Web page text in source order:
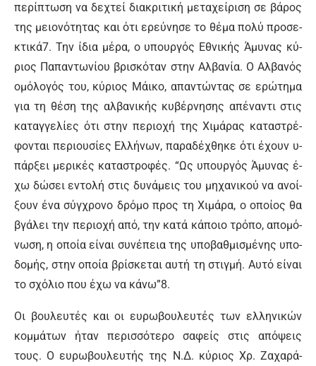
πε­ρί­πτω­ση να δε­χτεί δια­κρι­τι­κή με­τα­χεί­ρι­ση σε βά­ρος
της μειο­νό­τη­τας και ό­τι ε­ρεύ­νη­σε το θέ­μα πο­λύ προ­σε­
κτι­κά7. Την ί­δια μέ­ρα, ο υ­πουρ­γός Ε­θνι­κής Ά­μυ­νας κύ­
ριος Πα­πα­ντω­νί­ου βρι­σκό­ταν στην Αλ­βα­νί­α. Ο Αλ­βα­νός
ο­μό­λο­γός του, κύ­ριος Μάικο, α­πα­ντώ­ντας σε ε­ρώ­τη­μα
για τη θέ­ση της αλ­βα­νι­κής κυ­βέρ­νη­σης α­πέ­να­ντι στις
κα­ταγ­γε­λί­ες ό­τι στην πε­ριο­χή της Χι­μά­ρας κα­τα­στρέ­
φο­νται πε­ριου­σί­ες Ελ­λή­νων, πα­ρα­δέ­χθη­κε ό­τι έ­χουν υ­
πάρ­ξει με­ρι­κές κα­τα­στρο­φές. “Ως υ­πουρ­γός Ά­μυ­νας έ­
χω δώ­σει ε­ντο­λή στις δυ­νά­μεις του μη­χα­νι­κού να α­νοί­
ξουν έ­να σύγ­χρο­νο δρό­μο προς τη Χι­μά­ρα, ο ο­ποί­ος θα
βγά­λει την πε­ριο­χή α­πό, την κα­τά κά­ποιο τρό­πο, α­πο­μό­
νω­ση, η ο­ποί­α εί­ναι συ­νέ­πεια της υ­πο­βαθ­μι­σμέ­νης υ­πο­
δο­μής, στην ο­ποί­α βρί­σκε­ται αυ­τή τη στιγ­μή. Αυ­τό εί­ναι
το σχό­λιο που έ­χω να κά­νω”8.
Οι βου­λευ­τές και οι ευ­ρω­βου­λευ­τές των ελ­λη­νι­κών
κομ­μά­των ή­ταν πε­ρισ­σό­τε­ρο σα­φείς στις α­πό­ψεις
τους. Ο ευ­ρω­βου­λευ­τής της Ν.Δ. κύ­ριος Χρ. Ζα­χα­ρά­